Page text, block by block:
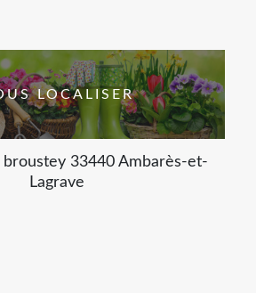
LOCALISER
33440 Ambarès-et-
Lagrave